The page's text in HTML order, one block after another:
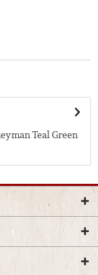
Teal Green